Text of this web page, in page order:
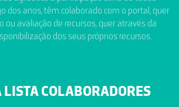
dos anos, têm colaborado com o portal, quer
ou avaliação de recursos, quer através da
dos seus próprios recursos.
LISTA COLABORADORES